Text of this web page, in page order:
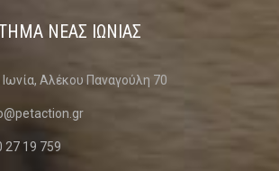
ΝΈΑΣ ΙΩΝΊΑΣ
Ιωνία, Αλέκου Παναγούλη 70
27 19 759